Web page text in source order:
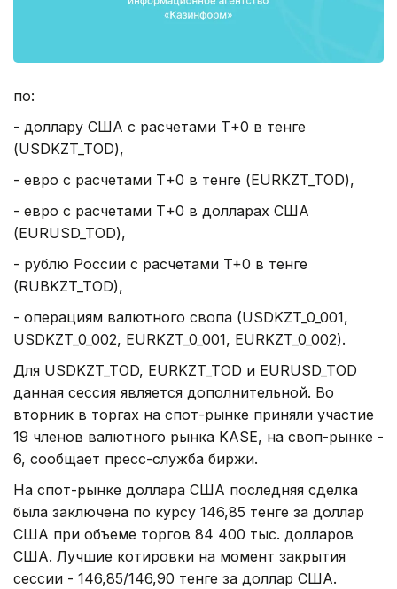
по:
- доллару США с расчетами Т+0 в тенге
(USDKZT_TOD),
- евро с расчетами Т+0 в тенге (EURKZT_TOD),
- евро с расчетами Т+0 в долларах США
(EURUSD_TOD),
- рублю России с расчетами T+0 в тенге
(RUBKZT_TOD),
- операциям валютного свопа (USDKZT_0_001,
USDKZT_0_002, EURKZT_0_001, EURKZT_0_002).
Для USDKZT_TOD, EURKZT_TOD и EURUSD_TOD
данная сессия является дополнительной. Во
вторник в торгах на спот-рынке приняли участие
19 членов валютного рынка KASE, на своп-рынке -
6, сообщает пресс-служба биржи.
На спот-рынке доллара США последняя сделка
была заключена по курсу 146,85 тенге за доллар
США при объеме торгов 84 400 тыс. долларов
США. Лучшие котировки на момент закрытия
сессии - 146,85/146,90 тенге за доллар США.